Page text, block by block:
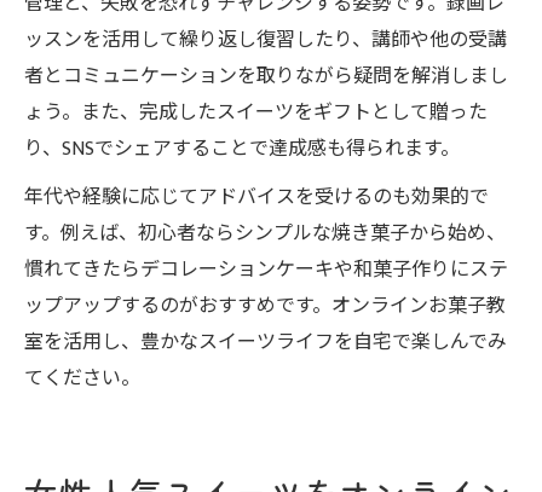
ッスンを活用して繰り返し復習したり、講師や他の受講
者とコミュニケーションを取りながら疑問を解消しまし
ょう。また、完成したスイーツをギフトとして贈った
り、SNSでシェアすることで達成感も得られます。
年代や経験に応じてアドバイスを受けるのも効果的で
す。例えば、初心者ならシンプルな焼き菓子から始め、
慣れてきたらデコレーションケーキや和菓子作りにステ
ップアップするのがおすすめです。オンラインお菓子教
室を活用し、豊かなスイーツライフを自宅で楽しんでみ
てください。